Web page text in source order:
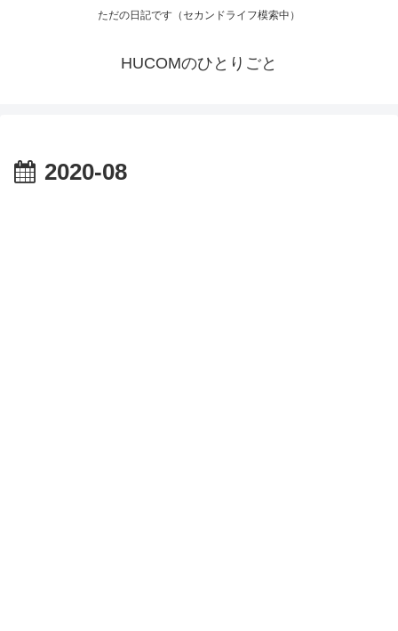
ただの日記です（セカンドライフ模索中）
HUCOMのひとりごと
2020-08